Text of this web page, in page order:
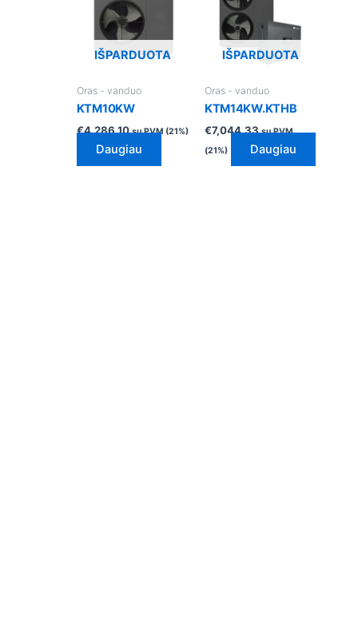
IŠPARDUOTA
Oras - vanduo
KTM10KW
€4,286.10 su PVM (21%)
Daugiau
IŠPARDUOTA
Oras - vanduo
KTM14KW.KTHB
€7,044.33 su PVM
(21%)
Daugiau